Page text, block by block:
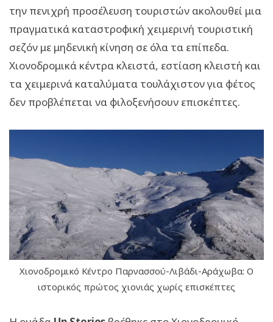
την πενιχρή προσέλευση τουριστών ακολουθεί μια
πραγματικά καταστροφική χειμερινή τουριστική
σεζόν με μηδενική κίνηση σε όλα τα επίπεδα.
Χιονοδρομικά κέντρα κλειστά, εστίαση κλειστή και
τα χειμερινά καταλύματα τουλάχιστον για φέτος
δεν προβλέπεται να φιλοξενήσουν επισκέπτες.
Χιονοδρομικό Κέντρο Παρνασσού-Λιβάδι-Αράχωβα: Ο
ιστορικός πρώτος χιονιάς χωρίς επισκέπτες